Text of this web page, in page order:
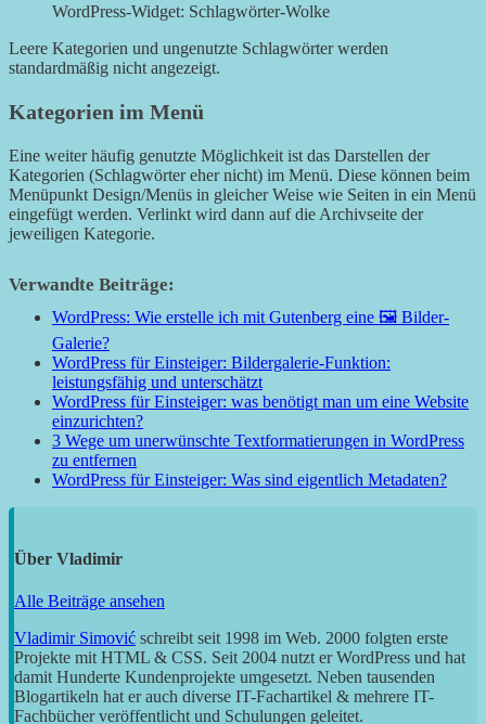
WordPress-Widget: Schlagwörter-Wolke
Leere Kategorien und ungenutzte Schlagwörter werden
standardmäßig nicht angezeigt.
Kategorien im Menü
Eine weiter häufig genutzte Möglichkeit ist das Darstellen der
Kategorien (Schlagwörter eher nicht) im Menü. Diese können beim
Menüpunkt Design/Menüs in gleicher Weise wie Seiten in ein Menü
eingefügt werden. Verlinkt wird dann auf die Archivseite der
jeweiligen Kategorie.
Verwandte Beiträge:
WordPress: Wie erstelle ich mit Gutenberg eine 🖼️ Bilder-
Galerie?
WordPress für Einsteiger: Bildergalerie-Funktion:
leistungsfähig und unterschätzt
WordPress für Einsteiger: was benötigt man um eine Website
einzurichten?
3 Wege um unerwünschte Textformatierungen in WordPress
zu entfernen
WordPress für Einsteiger: Was sind eigentlich Metadaten?
Über Vladimir
Alle Beiträge ansehen
Vladimir Simović schreibt seit 1998 im Web. 2000 folgten erste
Projekte mit HTML & CSS. Seit 2004 nutzt er WordPress und hat
damit Hunderte Kundenprojekte umgesetzt. Neben tausenden
Blogartikeln hat er auch diverse IT-Fachartikel & mehrere IT-
Fachbücher veröffentlicht und Schulungen geleitet.